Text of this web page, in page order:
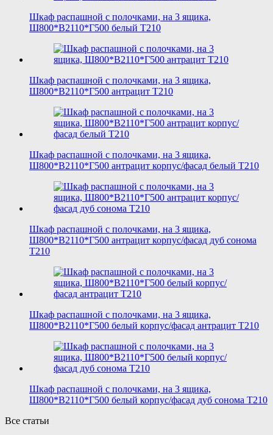
Шкаф распашной с полочками, на 3 ящика,
Ш800*В2110*Г500 белый T210
Шкаф распашной с полочками, на 3 ящика,
Ш800*В2110*Г500 антрацит T210
Шкаф распашной с полочками, на 3 ящика,
Ш800*В2110*Г500 антрацит корпус/фасад белый T210
Шкаф распашной с полочками, на 3 ящика,
Ш800*В2110*Г500 антрацит корпус/фасад дуб сонома
T210
Шкаф распашной с полочками, на 3 ящика,
Ш800*В2110*Г500 белый корпус/фасад антрацит T210
Шкаф распашной с полочками, на 3 ящика,
Ш800*В2110*Г500 белый корпус/фасад дуб сонома T210
Все статьи